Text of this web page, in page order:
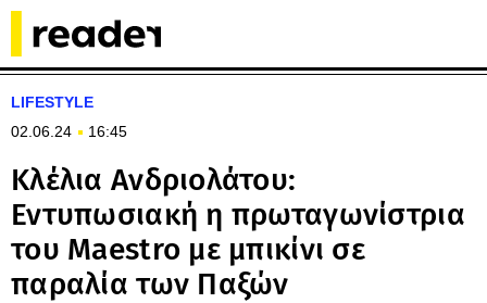
LIFESTYLE
02.06.24
16:45
Κλέλια Ανδριολάτου:
Εντυπωσιακή η πρωταγωνίστρια
του Maestro με μπικίνι σε
παραλία των Παξών